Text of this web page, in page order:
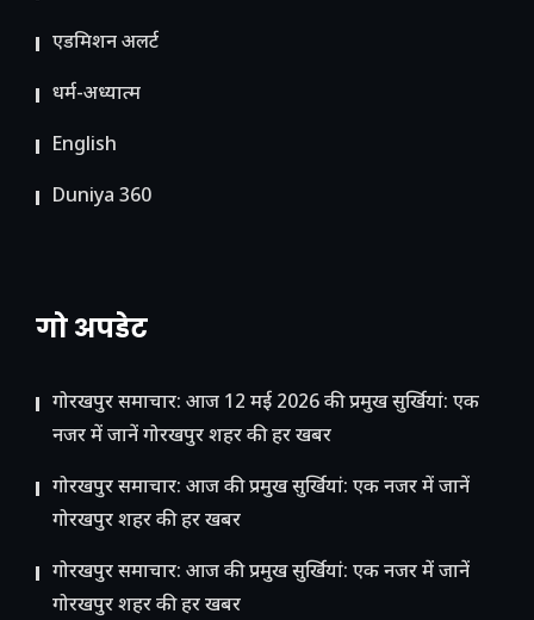
ए​डमिशन अलर्ट
धर्म-अध्यात्म
English
Duniya 360
गो अपडेट
गोरखपुर समाचार: आज 12 मई 2026 की प्रमुख सुर्खियां: एक
नजर में जानें गोरखपुर शहर की हर खबर
गोरखपुर समाचार: आज की प्रमुख सुर्खियां: एक नजर में जानें
गोरखपुर शहर की हर खबर
गोरखपुर समाचार: आज की प्रमुख सुर्खियां: एक नजर में जानें
गोरखपुर शहर की हर खबर